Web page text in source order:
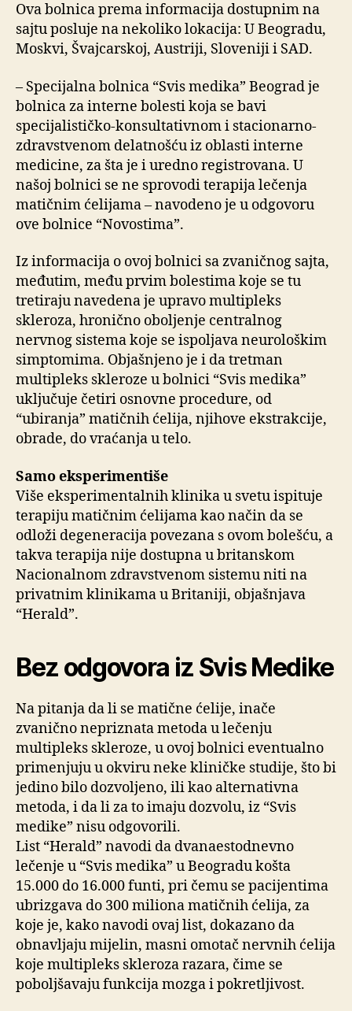
Ova bolnica prema informacija dostupnim na
sajtu posluje na nekoliko lokacija: U Beogradu,
Moskvi, Švajcarskoj, Austriji, Sloveniji i SAD.
– Specijalna bolnica “Svis medika” Beograd je
bolnica za interne bolesti koja se bavi
specijalističko-konsultativnom i stacionarno-
zdravstvenom delatnošću iz oblasti interne
medicine, za šta je i uredno registrovana. U
našoj bolnici se ne sprovodi terapija lečenja
matičnim ćelijama – navodeno je u odgovoru
ove bolnice “Novostima”.
Iz informacija o ovoj bolnici sa zvaničnog sajta,
međutim, među prvim bolestima koje se tu
tretiraju navedena je upravo multipleks
skleroza, hronično oboljenje centralnog
nervnog sistema koje se ispoljava neurološkim
simptomima. Objašnjeno je i da tretman
multipleks skleroze u bolnici “Svis medika”
uključuje četiri osnovne procedure, od
“ubiranja” matičnih ćelija, njihove ekstrakcije,
obrade, do vraćanja u telo.
Samo eksperimentiše
Više eksperimentalnih klinika u svetu ispituje
terapiju matičnim ćelijama kao način da se
odloži degeneracija povezana s ovom bolešću, a
takva terapija nije dostupna u britanskom
Nacionalnom zdravstvenom sistemu niti na
privatnim klinikama u Britaniji, objašnjava
“Herald”.
Bez odgovora iz Svis Medike
Na pitanja da li se matične ćelije, inače
zvanično nepriznata metoda u lečenju
multipleks skleroze, u ovoj bolnici eventualno
primenjuju u okviru neke kliničke studije, što bi
jedino bilo dozvoljeno, ili kao alternativna
metoda, i da li za to imaju dozvolu, iz “Svis
medike” nisu odgovorili.
List “Herald” navodi da dvanaestodnevno
lečenje u “Svis medika” u Beogradu košta
15.000 do 16.000 funti, pri čemu se pacijentima
ubrizgava do 300 miliona matičnih ćelija, za
koje je, kako navodi ovaj list, dokazano da
obnavljaju mijelin, masni omotač nervnih ćelija
koje multipleks skleroza razara, čime se
poboljšavaju funkcija mozga i pokretljivost.